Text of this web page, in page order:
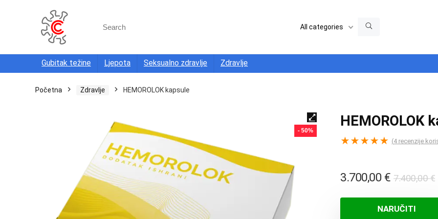
for:
All categories
Gubitak težine Ljepota Seksualno zdravlje Zdravlje
Početna Zdravlje HEMOROLOK kapsule
- 50%
HEMOROLOK
★★★★★ (4recenzije
7.400,00€
3.700,00 €
NARUČITI